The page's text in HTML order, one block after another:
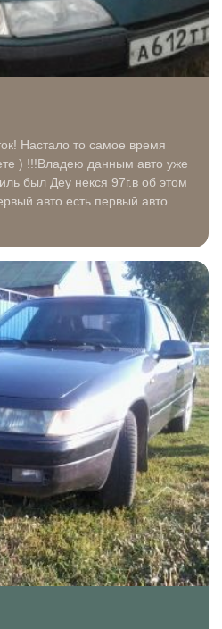
Настало то самое время
) !!!Владею данным авто уже
был Деу некся 97г.в об этом
авто есть первый авто ...